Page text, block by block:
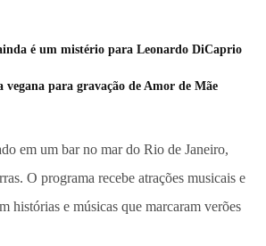
é um mistério para Leonardo DiCaprio
para gravação de Amor de Mãe
em um bar no mar do Rio de Janeiro,
O programa recebe atrações musicais e
histórias e músicas que marcaram verões